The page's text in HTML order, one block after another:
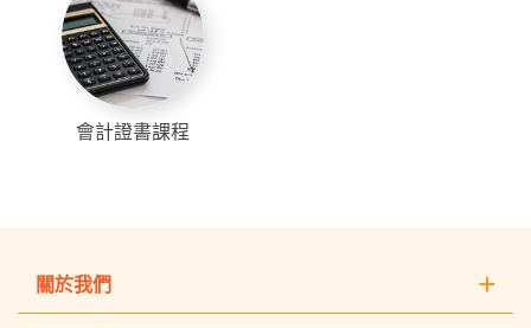
會計證書課程
關於我們